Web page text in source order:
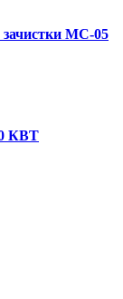
MC-05
КВТ